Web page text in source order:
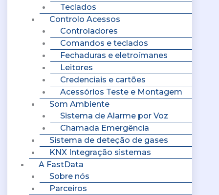
Teclados
Controlo Acessos
Controladores
Comandos e teclados
Fechaduras e eletroímanes
Leitores
Credenciais e cartões
Acessórios Teste e Montagem
Som Ambiente
Sistema de Alarme por Voz
Chamada Emergência
Sistema de deteção de gases
KNX Integração sistemas
A FastData
Sobre nós
Parceiros